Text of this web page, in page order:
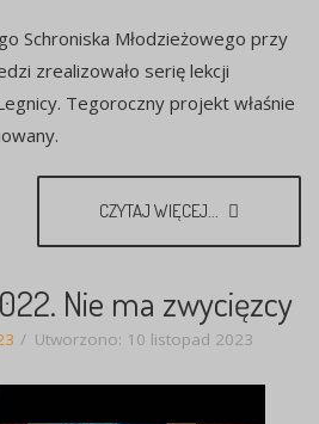
Schroniska Młodzieżowego przy
zrealizowało serię lekcji
Tegoroczny projekt właśnie
CZYTAJ WIĘCEJ...
Nie ma zwycięzcy
Utworzono: 10 listopad 2023